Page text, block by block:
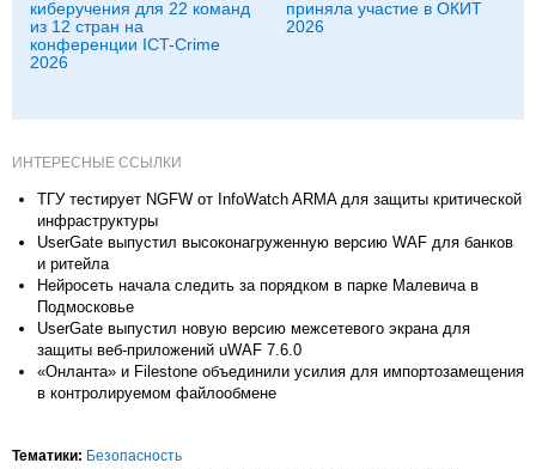
киберучения для 22 команд
из 12 стран на
конференции ICT-Crime
2026
приняла участие в ОКИТ
2026
ИНТЕРЕСНЫЕ ССЫЛКИ
ТГУ тестирует NGFW от InfoWatch ARMA для защиты критической
инфраструктуры
UserGate выпустил высоконагруженную версию WAF для банков
и ритейла
Нейросеть начала следить за порядком в парке Малевича в
Подмосковье
UserGate выпустил новую версию межсетевого экрана для
защиты веб‑приложений uWAF 7.6.0
«Онланта» и Filestone объединили усилия для импортозамещения
в контролируемом файлообмене
Тематики: Безопасность